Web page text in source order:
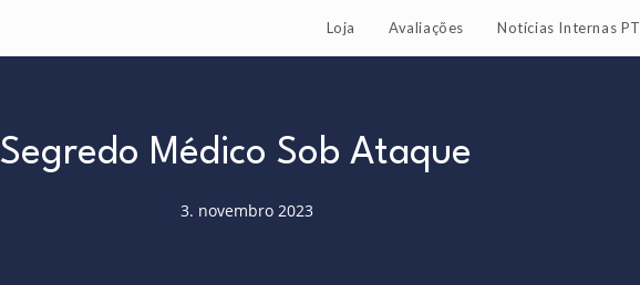
Loja Avaliações Notícias Internas PT
Segredo Médico Sob Ataque
3. novembro 2023